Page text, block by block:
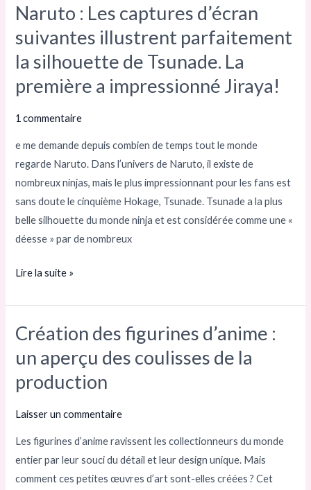
Naruto : Les captures d’écran
suivantes illustrent parfaitement
la silhouette de Tsunade. La
première a impressionné Jiraya!
1 commentaire
e me demande depuis combien de temps tout le monde
regarde Naruto. Dans l’univers de Naruto, il existe de
nombreux ninjas, mais le plus impressionnant pour les fans est
sans doute le cinquième Hokage, Tsunade. Tsunade a la plus
belle silhouette du monde ninja et est considérée comme une «
déesse » par de nombreux
Naruto :
captures
d’écran
suivantes
parfaitement
silhouette
Tsunade.
La
première
impressionné
Lire la suite »
Création des figurines d’anime :
un aperçu des coulisses de la
production
Laisser un commentaire
Les figurines d’anime ravissent les collectionneurs du monde
entier par leur souci du détail et leur design unique. Mais
comment ces petites œuvres d’art sont-elles créées ? Cet
Création
figurines
d’anime :
des
coulisses
de